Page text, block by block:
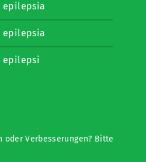
epilepsia
epilepsia
epilepsi
oder Verbesserungen? Bitte